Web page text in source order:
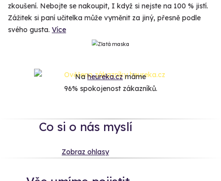
zkoušení. Nebojte se nakoupit, I když si nejste na 100 % jistí.
Zážitek si paní učitelka může vyměnit za jiný, přesně podle
svého gusta. Více
Naheureka.czmáme
96% spokojenost zákazníků.
Co si o nás myslí
Zobraz ohlasy